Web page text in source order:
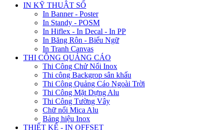
IN KỸ THUẬT SỐ
In Banner - Poster
In Standy - POSM
In Hiflex - In Decal - In PP
In Băng Rôn - Biểu Ngữ
In Tranh Canvas
THI CÔNG QUẢNG CÁO
Thi Công Chử Nổi Inox
Thi công Backgrop sân khấu
Thi Công Quảng Cáo Ngoài Trời
Thi Công Mặt Dựng Alu
Thi Công Tường Vây
Chữ nổi Mica Alu
Bảng hiệu Inox
THIẾT KẾ - IN OFFSET